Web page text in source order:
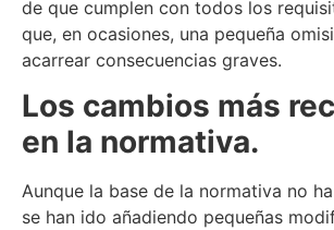
de que cumplen con todos los
que, en ocasiones, una pequeña
acarrear consecuencias graves.
Los cambios más
en la normativa.
Aunque la base de la normativa no
se han ido añadiendo pequeñas